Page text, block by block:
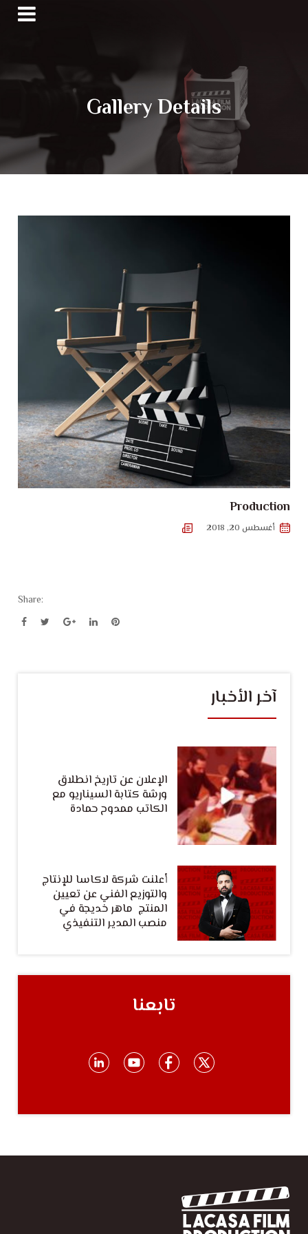
Gallery Details
Production
أغسطس 20, 2018
Share:
آخر الأخبار
الإعلان عن تاريخ انطلاق
ورشة كتابة السيناريو مع
الكاتب ممدوح حمادة
أعلنت شركة لاكاسا للإنتاج
والتوزيع الفني عن تعيين
المنتج ماهر خديجة في
منصب المدير التنفيذي
تابعنا